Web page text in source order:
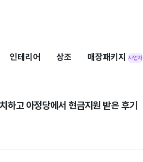
인테리어 상조 매장패키지 사업자
고 아정당에서 현금지원 받은 후기